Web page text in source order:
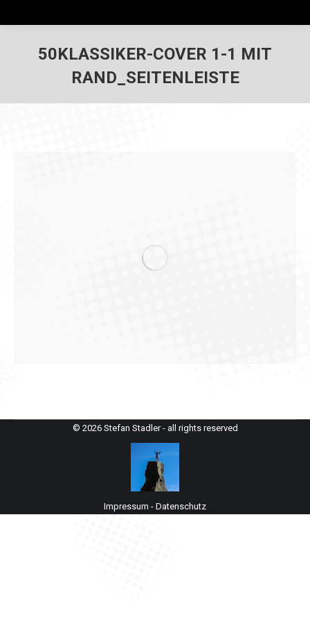
50KLASSIKER-COVER 1-1 MIT
RAND_SEITENLEISTE
© 2026 Stefan Stadler - all rights reserved
Impressum - Datenschutz